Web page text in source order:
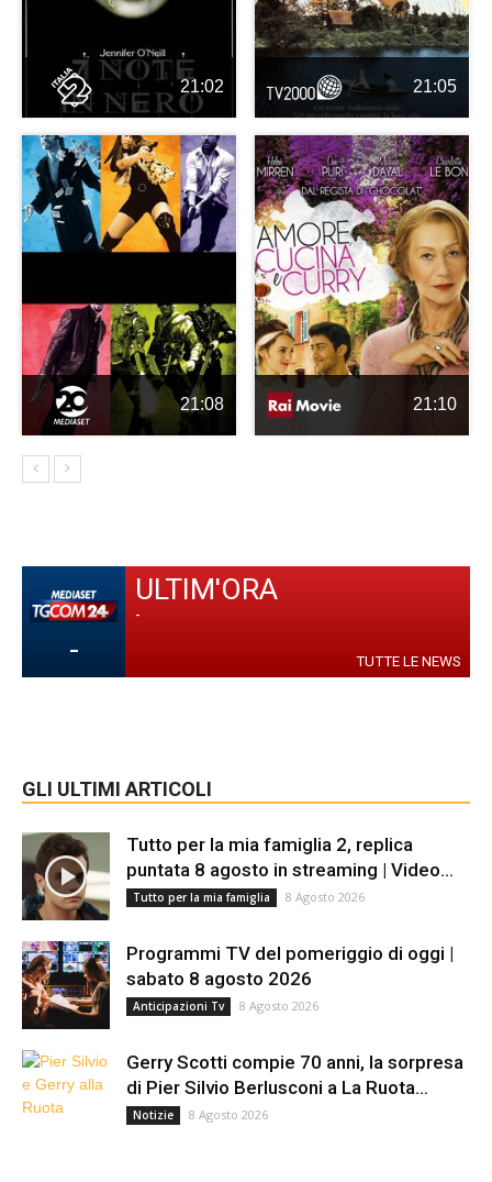
21:02 21:05
21:08 21:10
-
ULTIM'ORA
-
TUTTE LE NEWS
GLI ULTIMI ARTICOLI
Tutto per la mia famiglia 2, replica
puntata 8 agosto in streaming | Video...
Tutto per la mia famiglia 8 Agosto 2026
Programmi TV del pomeriggio di oggi |
sabato 8 agosto 2026
Anticipazioni Tv 8 Agosto 2026
Gerry Scotti compie 70 anni, la sorpresa
di Pier Silvio Berlusconi a La Ruota...
Notizie 8 Agosto 2026